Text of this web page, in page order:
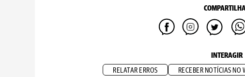
INTERAGIR
RELATAR ERROS RECEBER NOTÍCIAS NO